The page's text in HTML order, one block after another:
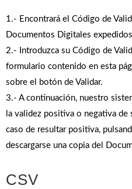
1.- Encontrará el Código de
Documentos Digitales
2.- Introduzca su Código de
formulario contenido en esta
sobre el botón de Validar.
3.- A continuación, nuestro
la validez positiva o negativa de
caso de resultar positiva,
descargarse una copia del
CSV